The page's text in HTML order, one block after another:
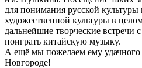
для понимания русской
художественной культуры в
дальнейшие творческие
поиграть китайскую музыку.
А ещё мы пожелаем ему удачного
Новгороде!